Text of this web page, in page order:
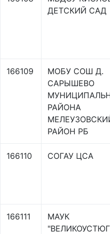
ДЕТСКИЙ САД
166109
МОБУ СОШ Д.
САРЫШЕВО
РАЙОНА
РАЙОН РБ
166110 СОГАУ ЦСА
166111
МАУК